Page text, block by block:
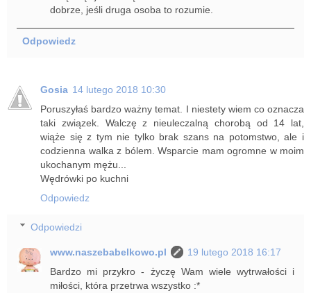
dobrze, jeśli druga osoba to rozumie.
Odpowiedz
Gosia 14 lutego 2018 10:30
Poruszyłaś bardzo ważny temat. I niestety wiem co oznacza
taki związek. Walczę z nieuleczalną chorobą od 14 lat,
wiąże się z tym nie tylko brak szans na potomstwo, ale i
codzienna walka z bólem. Wsparcie mam ogromne w moim
ukochanym mężu...
Wędrówki po kuchni
Odpowiedz
Odpowiedzi
www.naszebabelkowo.pl
19 lutego 2018 16:17
Bardzo mi przykro - życzę Wam wiele wytrwałości i
miłości, która przetrwa wszystko :*